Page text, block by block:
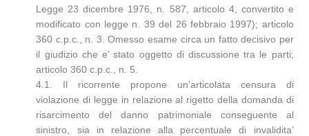
Legge 23 dicembre 1976, n. 587, articolo 4, convertito e
modificato con legge n. 39 del 26 febbraio 1997); articolo
360 c.p.c., n. 3. Omesso esame circa un fatto decisivo per
il giudizio che e’ stato oggetto di discussione tra le parti;
articolo 360 c.p.c., n. 5.
4.1. Il ricorrente propone un’articolata censura di
violazione di legge in relazione al rigetto della domanda di
risarcimento del danno patrimoniale conseguente al
sinistro, sia in relazione alla percentuale di invalidita’